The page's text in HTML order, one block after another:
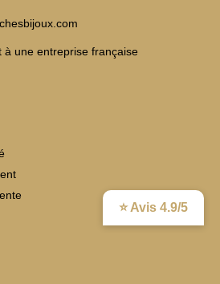
⭐ Avis 4.9/5
une entreprise française